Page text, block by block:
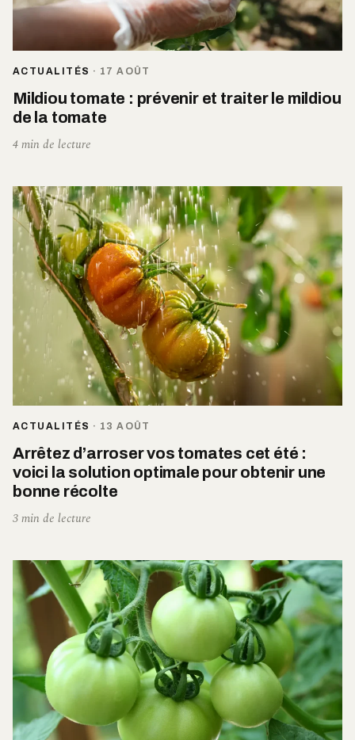
ACTUALITÉS · 17 AOÛT
Mildiou tomate : prévenir et traiter le mildiou
de la tomate
4 min de lecture
ACTUALITÉS · 13 AOÛT
Arrêtez d’arroser vos tomates cet été :
voici la solution optimale pour obtenir une
bonne récolte
3 min de lecture